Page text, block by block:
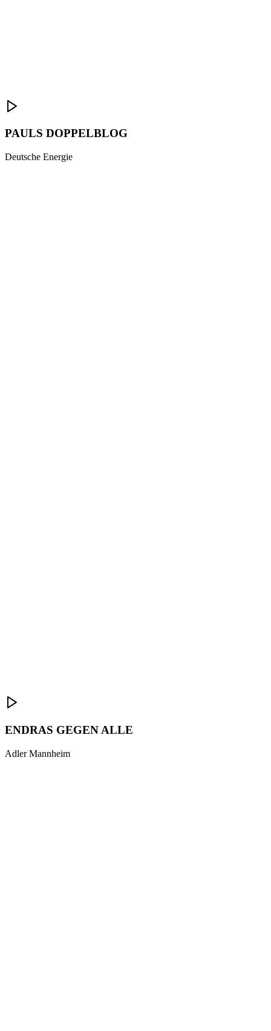
PAULS DOPPELBLOG
Deutsche Energie
ENDRAS GEGEN ALLE
Adler Mannheim